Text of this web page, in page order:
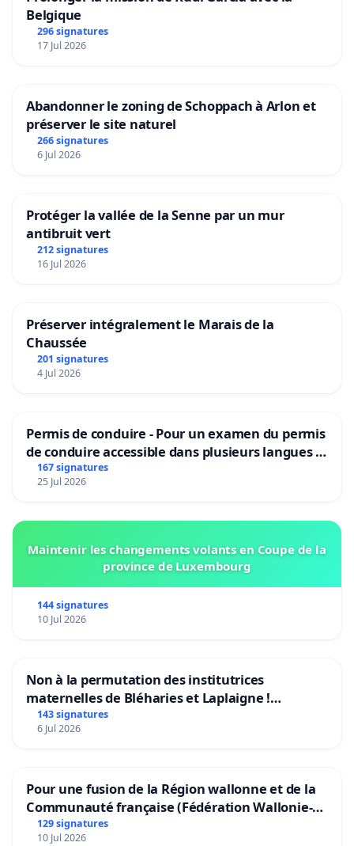
Belgique
296 signatures
17 Jul 2026
Abandonner le zoning de Schoppach à Arlon et
préserver le site naturel
266 signatures
6 Jul 2026
Protéger la vallée de la Senne par un mur
antibruit vert
212 signatures
16 Jul 2026
Préserver intégralement le Marais de la
Chaussée
201 signatures
4 Jul 2026
Permis de conduire - Pour un examen du permis
de conduire accessible dans plusieurs langues à
Bruxelles
167 signatures
25 Jul 2026
Maintenir les changements volants en Coupe de la
province de Luxembourg
144 signatures
10 Jul 2026
Non à la permutation des institutrices
maternelles de Bléharies et Laplaigne !
Préservons la stabilité de nos enfants.
143 signatures
6 Jul 2026
Pour une fusion de la Région wallonne et de la
Communauté française (Fédération Wallonie-
Bruxelles)
129 signatures
10 Jul 2026